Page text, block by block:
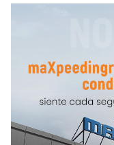
* Tensión ajustable del
perfectamente su
agradable y cómoda,
Para una conducción
los días de pista
* Soporte superior de